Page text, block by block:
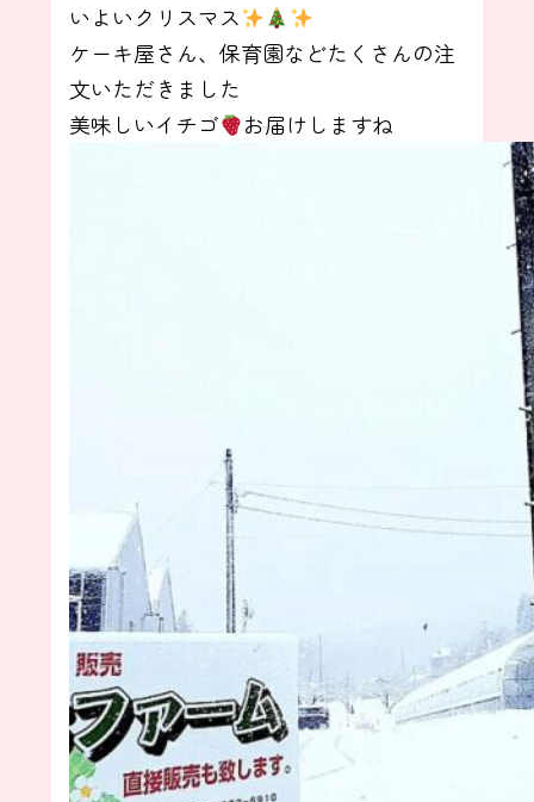
いよいクリスマス
ケーキ屋さん、保育園などたくさんの注
文いただきました
美味しいイチゴ
お届けしますね